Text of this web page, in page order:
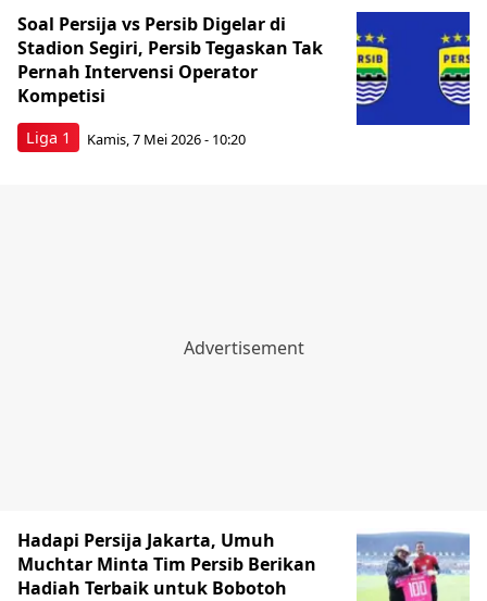
Liga 1
Soal Persija vs Persib Digelar di
Stadion Segiri, Persib Tegaskan Tak
Pernah Intervensi Operator
Kompetisi
Kamis, 7 Mei 2026 - 10:20
Hadapi Persija Jakarta, Umuh
Muchtar Minta Tim Persib Berikan
Hadiah Terbaik untuk Bobotoh